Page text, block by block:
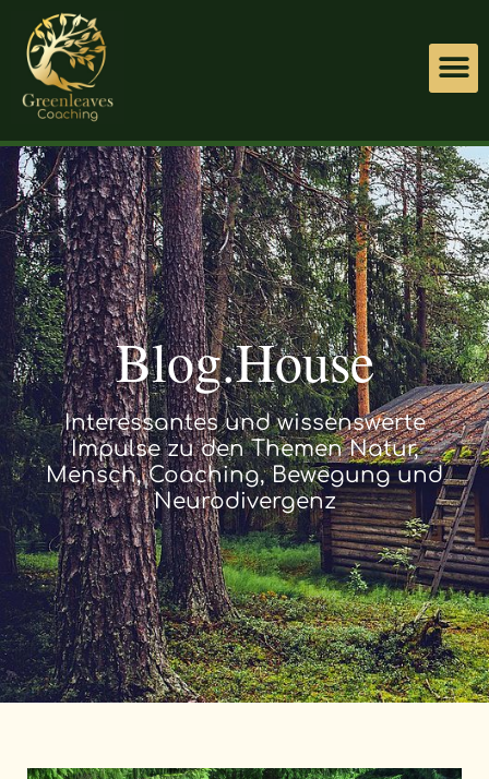
Blog.House
Interessantes und wissenswerte
Impulse zu den Themen Natur,
Mensch, Coaching, Bewegung und
Neurodivergenz